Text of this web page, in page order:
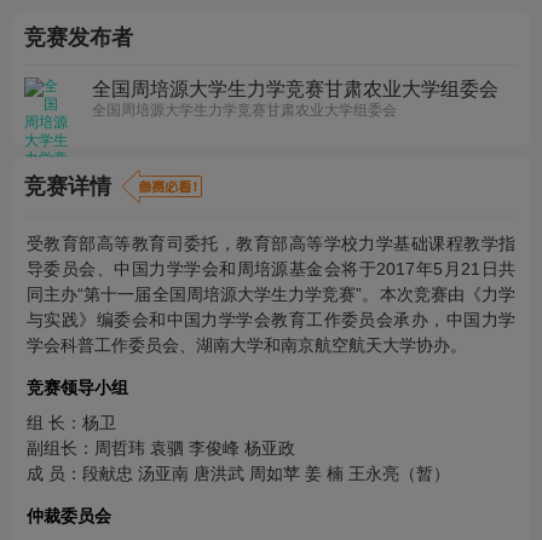
竞赛发布者
全国周培源大学生力学竞赛甘肃农业大学组委会
全国周培源大学生力学竞赛甘肃农业大学组委会
竞赛详情
受教育部高等教育司委托，教育部高等学校力学基础课程教学指
导委员会、中国力学学会和周培源基金会将于2017年5月21日共
同主办“第十一届全国周培源大学生力学竞赛”。本次竞赛由《力学
与实践》编委会和中国力学学会教育工作委员会承办，中国力学
学会科普工作委员会、湖南大学和南京航空航天大学协办。
竞赛领导小组
组 长：杨卫
副组长：周哲玮 袁驷 李俊峰 杨亚政
成 员：段献忠 汤亚南 唐洪武 周如苹 姜 楠 王永亮（暂）
仲裁委员会